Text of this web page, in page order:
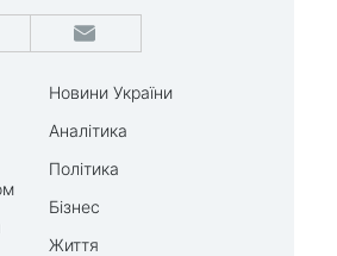
Новини України
Аналітика
Політика
Бізнес
Життя